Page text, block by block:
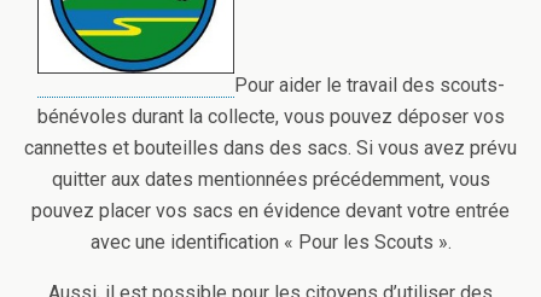
Pour aider le travail des scouts-
bénévoles durant la collecte, vous pouvez déposer vos
cannettes et bouteilles dans des sacs. Si vous avez prévu
quitter aux dates mentionnées précédemment, vous
pouvez placer vos sacs en évidence devant votre entrée
avec une identification « Pour les Scouts ».